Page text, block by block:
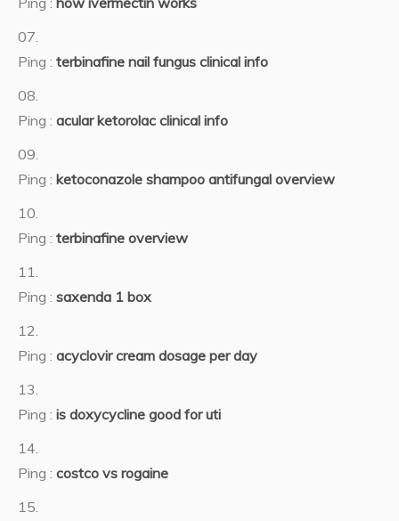
Ping : terbinafine nail fungus clinical info
Ping : acular ketorolac clinical info
Ping : ketoconazole shampoo antifungal overview
Ping : terbinafine overview
Ping : saxenda 1 box
Ping : acyclovir cream dosage per day
Ping : is doxycycline good for uti
Ping : costco vs rogaine